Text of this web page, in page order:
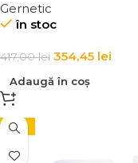
Concentrate
Gernetic
în stoc
417,00lei 354,45 lei
Adaugă în coș
-15%